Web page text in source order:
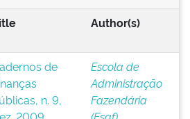
Author(s)
de
n. 9,
Escola de
Administração
Fazendária